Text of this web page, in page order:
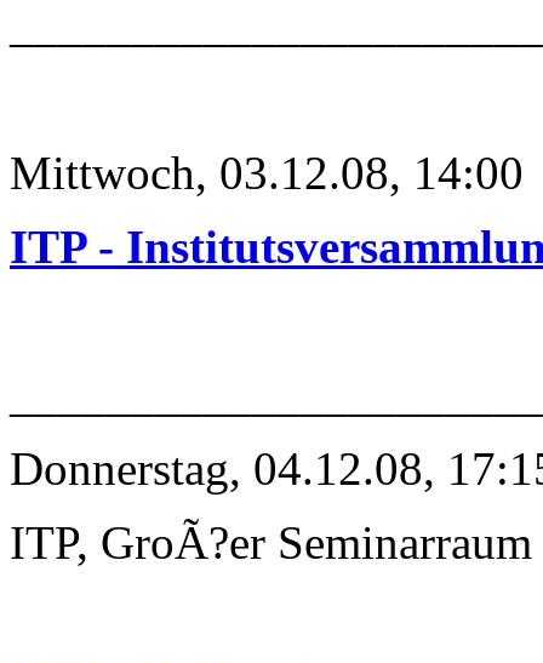
Mittwoch, 03.12.08, 14:00
ITP -
Donnerstag, 04.12.08,
ITP, GroÃ?er Seminarraum